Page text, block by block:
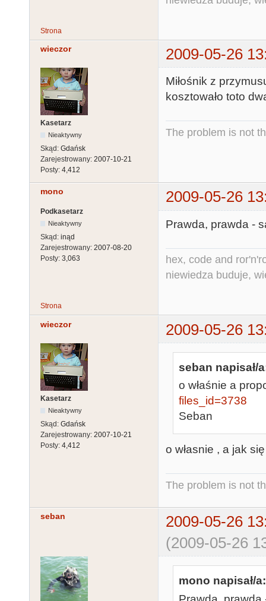
Strona
wieczor 2009-05-26
Kasetarz
Nieaktywny
Skąd: Gdańsk
Zarejestrowany: 2007-10-21
Posty: 4,412
Miłośnik z
kosztowało toto
The problem is not
mono 2009-05-26
Podkasetarz
Nieaktywny
Skąd: inąd
Zarejestrowany: 2007-08-20
Posty: 3,063
Prawda, prawda -
hex, code and
niewiedza buduje,
Strona
wieczor 2009-05-26
Kasetarz
Nieaktywny
Skąd: Gdańsk
Zarejestrowany: 2007-10-21
Posty: 4,412
seban napisał/
o właśnie a
files_id=3738
Seban
o własnie , a jak
The problem is not
seban
2009-05-26
(2009-05-26
mono napisał/a: